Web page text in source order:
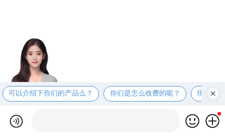
可以介绍下你们的产品么？ 你们是怎么收费的呢？ 现在有